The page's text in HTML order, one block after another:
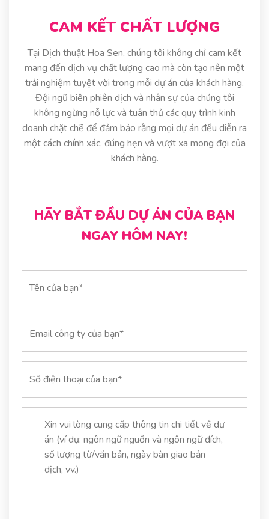
CAM KẾT CHẤT LƯỢNG
Tại Dịch thuật Hoa Sen, chúng tôi không chỉ cam kết
mang đến dịch vụ chất lượng cao mà còn tạo nên một
trải nghiệm tuyệt vời trong mỗi dự án của khách hàng.
Đội ngũ biên phiên dịch và nhân sự của chúng tôi
không ngừng nỗ lực và tuân thủ các quy trình kinh
doanh chặt chẽ để đảm bảo rằng mọi dự án đều diễn ra
một cách chính xác, đúng hẹn và vượt xa mong đợi của
khách hàng.
HÃY BẮT ĐẦU DỰ ÁN CỦA BẠN
NGAY HÔM NAY!